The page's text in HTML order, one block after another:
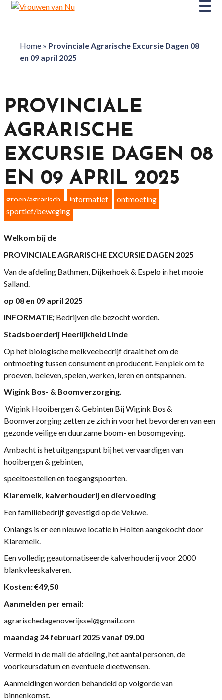
Home» Provinciale Agrarische Excursie Dagen 08
en 09 april 2025
PROVINCIALE
AGRARISCHE
EXCURSIE DAGEN 08
EN 09 APRIL 2025
groen/agrarisch informatief
ontmoeting
sportief/beweging
Welkom bij de
PROVINCIALE AGRARISCHE EXCURSIE DAGEN 2025
Van de afdeling Bathmen, Dijkerhoek & Espelo in het mooie
Salland.
op 08 en 09 april 2025
INFORMATIE;Bedrijven die bezocht worden.
Stadsboerderij Heerlijkheid Linde
Op het biologische melkveebedrijf draait het om de
ontmoeting tussen consument en producent. Een plek om te
proeven, beleven, spelen, werken, leren en ontspannen.
Wigink Bos- & Boomverzorging.
Wigink Hooibergen & Gebinten Bij Wigink Bos &
Boomverzorging zetten ze zich in voor het bevorderen van een
gezonde veilige en duurzame boom- en bosomgeving.
Ambacht is het uitgangspunt bij het vervaardigen van
hooibergen & gebinten,
speeltoestellen en toegangspoorten.
Klaremelk, kalverhouderij en diervoeding
Een familiebedrijf gevestigd op de Veluwe.
Onlangs is er een nieuwe locatie in Holten aangekocht door
Klaremelk.
Een volledig geautomatiseerde kalverhouderij voor 2000
blankvleeskalveren.
Kosten: €49,50
Aanmelden per email:
agrarischedagenoverijssel@gmail.com
maandag 24 februari 2025 vanaf 09.00
Vermeld in de mail de afdeling, het aantal personen, de
voorkeursdatum en eventuele dieetwensen.
Aanmeldingen worden behandeld op volgorde van
binnenkomst.